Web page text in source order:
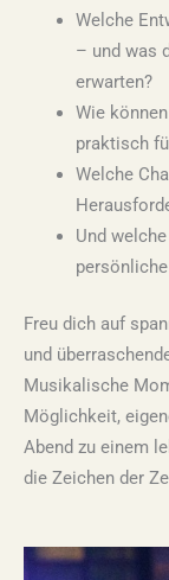
Welche
– und was
erwarten?
Wie
praktisch
Welche
Und
Freu dich auf
und
Musikalische
Möglichkeit,
Abend zu einem
die Zeichen der